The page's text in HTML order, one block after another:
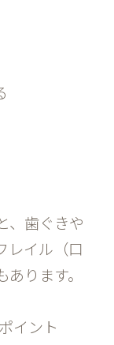
、歯ぐきや
レイル（口
ります。
イント